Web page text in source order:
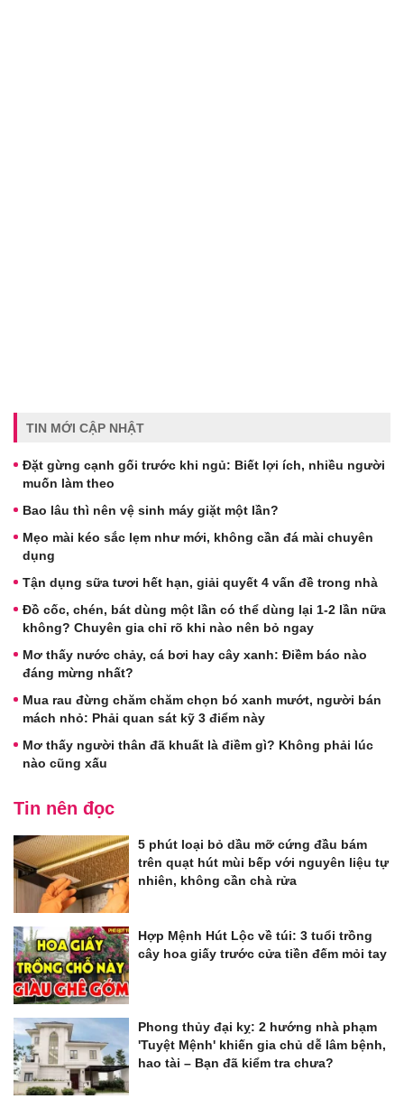
TIN MỚI CẬP NHẬT
Đặt gừng cạnh gối trước khi ngủ: Biết lợi ích, nhiều người
muốn làm theo
Bao lâu thì nên vệ sinh máy giặt một lần?
Mẹo mài kéo sắc lẹm như mới, không cần đá mài chuyên
dụng
Tận dụng sữa tươi hết hạn, giải quyết 4 vấn đề trong nhà
Đồ cốc, chén, bát dùng một lần có thể dùng lại 1-2 lần nữa
không? Chuyên gia chỉ rõ khi nào nên bỏ ngay
Mơ thấy nước chảy, cá bơi hay cây xanh: Điềm báo nào
đáng mừng nhất?
Mua rau đừng chăm chăm chọn bó xanh mướt, người bán
mách nhỏ: Phải quan sát kỹ 3 điểm này
Mơ thấy người thân đã khuất là điềm gì? Không phải lúc
nào cũng xấu
Tin nên đọc
5 phút loại bỏ dầu mỡ cứng đầu bám
trên quạt hút mùi bếp với nguyên liệu tự
nhiên, không cần chà rửa
Hợp Mệnh Hút Lộc về túi: 3 tuổi trồng
cây hoa giấy trước cửa tiền đếm mỏi tay
Phong thủy đại kỵ: 2 hướng nhà phạm
'Tuyệt Mệnh' khiến gia chủ dễ lâm bệnh,
hao tài – Bạn đã kiểm tra chưa?